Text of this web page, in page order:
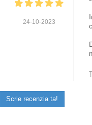
24-10-2023
Scrie recenzia ta!